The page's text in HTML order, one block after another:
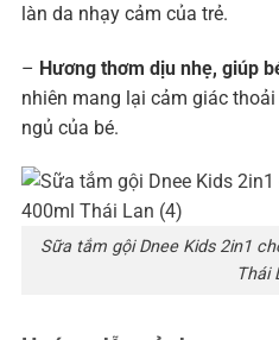
làn da nhạy cảm của trẻ.
– Hương thơm dịu nhẹ, giúp
nhiên mang lại cảm giác
ngủ của bé.
Sữa tắm gội Dnee Kids 2in1
Thái